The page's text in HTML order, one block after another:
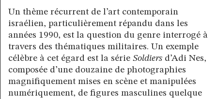
Un thème récurrent de l’art contemporain
israélien, particulièrement répandu dans les
années 1990, est la question du genre interrogé à
travers des thématiques militaires. Un exemple
célèbre à cet égard est la série Soldiers d’Adi Nes,
composée d’une douzaine de photographies
magnifiquement mises en scène et manipulées
numériquement, de figures masculines quelque